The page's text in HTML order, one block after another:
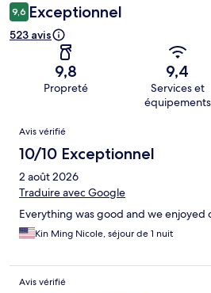
9,6 Exceptionnel
523 avis
9,8
Propreté
9,4
Services et
équipements
Avis
Avis vérifié
10/10 Exceptionnel
2 août 2026
Traduire avec Google
Everything was good and we enjoyed
Kin Ming Nicole, séjour de 1 nuit
Avis vérifié